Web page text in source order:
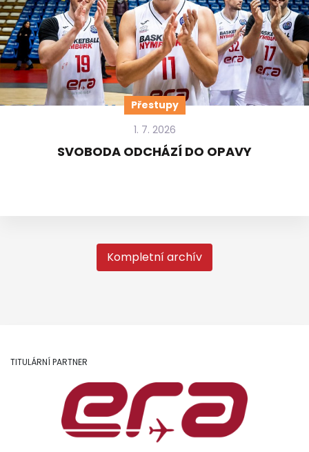
Přestupy
1. 7. 2026
SVOBODA ODCHÁZÍ DO OPAVY
Kompletní archív
TITULÁRNÍ PARTNER